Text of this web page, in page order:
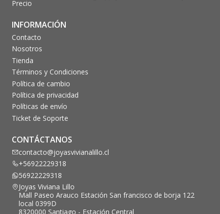
Precio
INFORMACIÓN
Contacto
Nosotros
Tienda
Términos y Condiciones
Política de cambio
Política de privacidad
Políticas de envío
Ticket de Soporte
CONTÁCTANOS
contacto@joyasvivianalillo.cl
+56922229318
56922229318
Joyas Viviana Lillo
Mall Paseo Arauco Estación San francisco de borja 122
local 0399D
8320000 Santiago - Estación Central